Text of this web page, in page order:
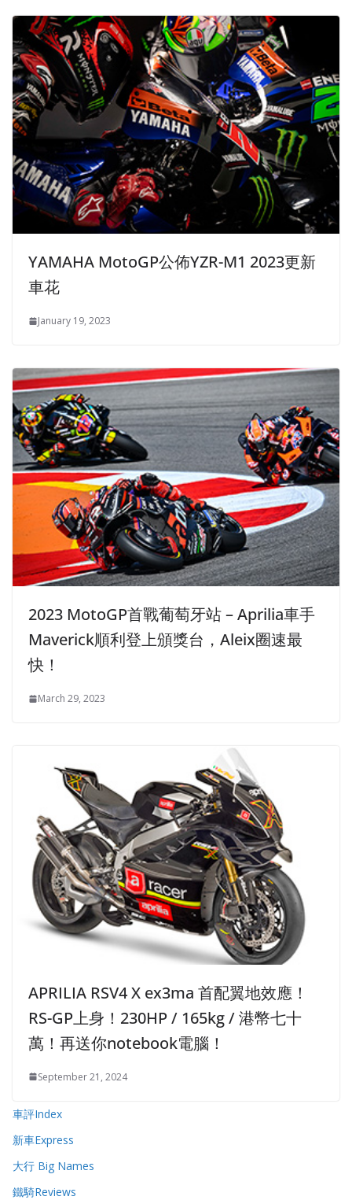
YAMAHA MotoGP公佈YZR-M1 2023更新
車花
January 19, 2023
2023 MotoGP首戰葡萄牙站 – Aprilia車手
Maverick順利登上頒獎台，Aleix圈速最
快！
March 29, 2023
APRILIA RSV4 X ex3ma 首配翼地效應！
RS-GP上身！230HP / 165kg / 港幣七十
萬！再送你notebook電腦！
September 21, 2024
車評Index
新車Express
大行 Big Names
鐵騎Reviews